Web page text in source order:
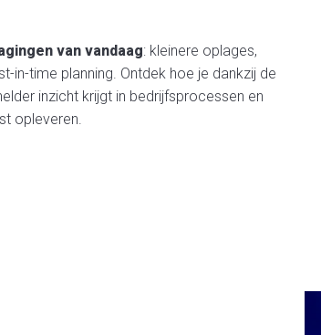
van vandaag: kleinere oplages,
in-time planning. Ontdek hoe je dankzij de
inzicht krijgt in bedrijfsprocessen en
opleveren.